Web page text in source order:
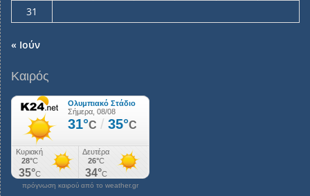
31
« Ιούν
Καιρός
πρόγνωση καιρού από το weather.gr